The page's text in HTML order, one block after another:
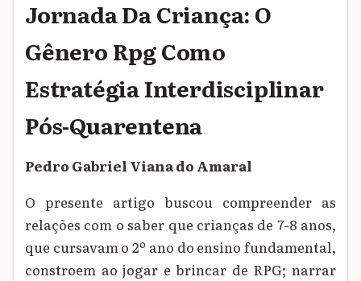
Jornada Da Criança: O
Gênero Rpg Como
Estratégia Interdisciplinar
Pós-Quarentena
Pedro Gabriel Viana do Amaral
O presente artigo buscou compreender as
relações com o saber que crianças de 7-8 anos,
que cursavam o 2º ano do ensino fundamental,
constroem ao jogar e brincar de RPG; narrar